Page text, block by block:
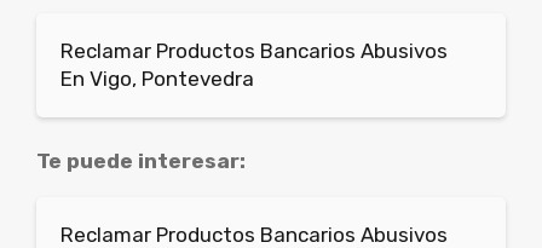
Reclamar Productos Bancarios Abusivos
En Vigo, Pontevedra
Te puede interesar:
Reclamar Productos Bancarios Abusivos